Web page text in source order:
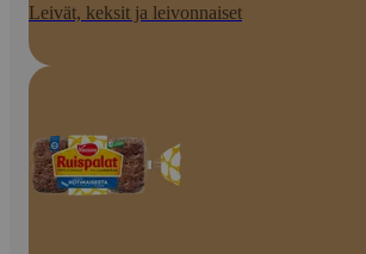
Leivät, keksit ja leivonnaiset